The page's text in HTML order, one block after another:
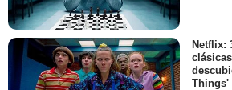
Netflix:
Things'